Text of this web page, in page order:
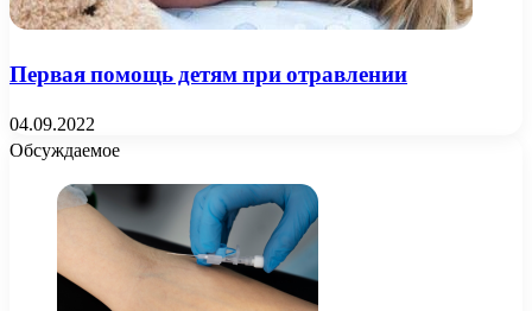
Первая помощь детям при отравлении
04.09.2022
Обсуждаемое